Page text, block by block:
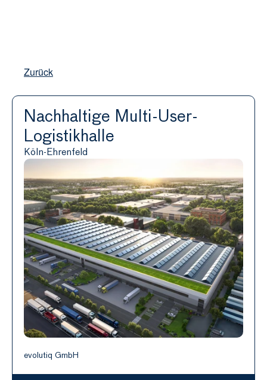
Zurück
Nachhaltige Multi-User-
Logistikhalle
Köln-Ehrenfeld
evolutiq GmbH
Private Equity
Impact Advisory
Über uns
Kontakt
Select Language